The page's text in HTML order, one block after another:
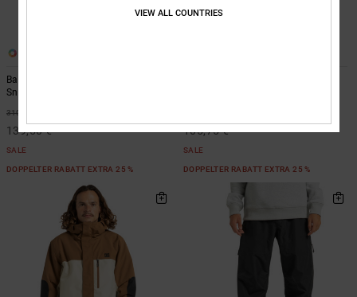
Basis 30K Schwarz Funktionelle
Snow-Jacke
310,00 €
139,50 €
SALE
DOPPELTER RABATT EXTRA 25 %
105,75 €
SALE
DOPPELTER RABATT EXTRA 25 %
VIEW ALL COUNTRIES